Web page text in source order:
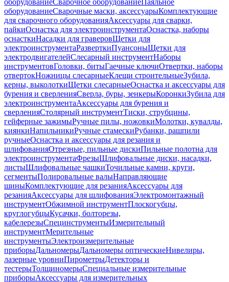
оборудованиеСварочное оборудованиеПаяльное
оборудованиеСварочные маски, аксессуарыКомплектующие
для сварочного оборудованияАксессуары для сварки,
пайкиОснастка для электроинструментаОснастка, наборы
оснасткиНасадки для граверовЩетки для
электроинструментаРазверткиПуансоныЩетки для
электродвигателейСлесарный инструментНаборы
инструментовГоловки, битыГаечные ключиОтвертки, наборы
отвертокНожницы слесарныеКлещи строительныеЗубила,
керны, выколоткиЩетки слесарныеОснастка и аксессуары для
бурения и сверленияСверла, буры, зенкерыКоронкиЗубила для
электроинструментаАксессуары для бурения и
сверленияСтолярный инструментТиски, струбцины,
гейферные зажимыРучные пилы, ножовкиМолотки, кувалды,
киянкиНапильникиРучные стамескиРубанки, рашпили
ручныеОснастка и аксессуары для резания и
шлифованияОтрезные, пильные дискиПильные полотна для
электроинструментаФрезыШлифовальные диски, насадки,
листыШлифовальные чашкиТочильные камни, круги,
сегментыПолировальные валыНаправляющие
шиныКомплектующие для резанияАксессуары для
резанияАксессуары для шлифованияЭлектромонтажный
инструментОбжимной инструментПлоскогубцы,
круглогубцыКусачки, болторезы,
кабелерезыСпецинструментыИзмерительный
инструментМерительные
инструментыЭлектроизмерительные
приборыДальномерыДальномеры оптическиеНивелиры,
лазерные уровниПирометрыДетекторы и
тестерыТолщиномерыСпециальные измерительные
приборыАксессуары для измерительных